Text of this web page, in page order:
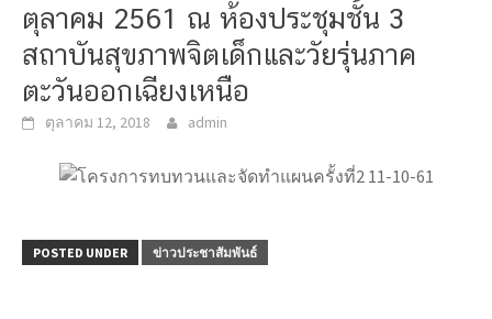
ตุลาคม 2561 ณ ห้องประชุมชั้น 3
สถาบันสุขภาพจิตเด็กและวัยรุ่นภาค
ตะวันออกเฉียงเหนือ
ตุลาคม 12, 2018 admin
POSTED UNDER ข่าวประชาสัมพันธ์